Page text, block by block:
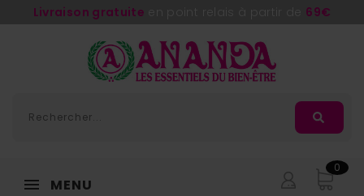
Livraison gratuite 69€
MENU
0